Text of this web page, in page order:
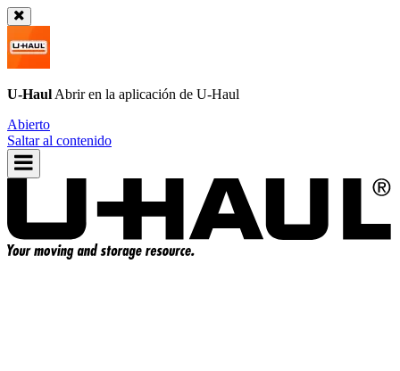
U-Haul Abrir en la aplicación de U-Haul
Abierto
Saltar al contenido